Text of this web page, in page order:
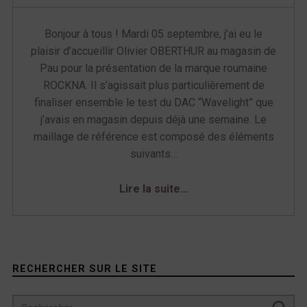
c
k
Bonjour à tous ! Mardi 05 septembre, j’ai eu le
plaisir d’accueillir Olivier OBERTHUR au magasin de
Pau pour la présentation de la marque roumaine
ROCKNA. Il s’agissait plus particulièrement de
finaliser ensemble le test du DAC “Wavelight” que
j’avais en magasin depuis déjà une semaine. Le
maillage de référence est composé des éléments
suivants…
Lire la suite
DAC
…
Sidebar
RECHERCHER SUR LE SITE